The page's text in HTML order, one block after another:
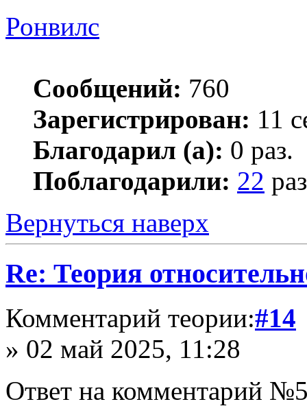
Ронвилс
Сообщений: 760
Зарегистрирован: 11
Благодарил (а): 0 раз.
Поблагодарили: 22
Вернуться наверх
Re: Теория
Комментарий теории:#14
» 02 май 2025, 11:28
Ответ на комментарий